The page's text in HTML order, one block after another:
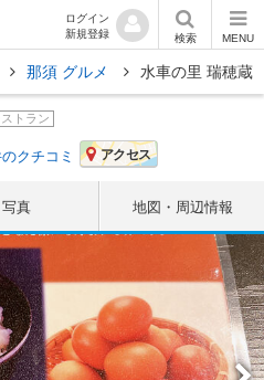
ログイン
新規登録
検索 MENU
那須 グルメ 水車の里 瑞穂蔵
トラン
クチコミ アクセス
写真 地図・周辺情報